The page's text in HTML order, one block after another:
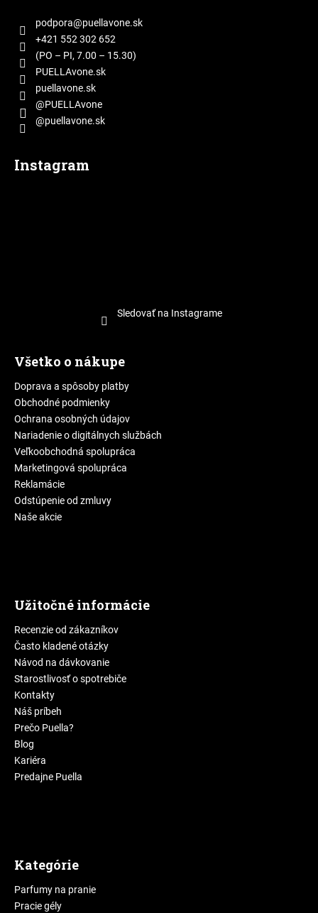
podpora@puellavone.sk
+421 552 302 652
(PO – PI, 7.00 – 15.30)
PUELLAvone.sk
puellavone.sk
@PUELLAvone
@puellavone.sk
Instagram
Sledovať na Instagrame
Všetko o nákupe
Doprava a spôsoby platby
Obchodné podmienky
Ochrana osobných údajov
Nariadenie o digitálnych službách
Veľkoobchodná spolupráca
Marketingová spolupráca
Reklamácie
Odstúpenie od zmluvy
Naše akcie
Užitočné informácie
Recenzie od zákazníkov
Často kladené otázky
Návod na dávkovanie
Starostlivosť o spotrebiče
Kontakty
Náš príbeh
Prečo Puella?
Blog
Kariéra
Predajne Puella
Kategórie
Parfumy na pranie
Pracie gély